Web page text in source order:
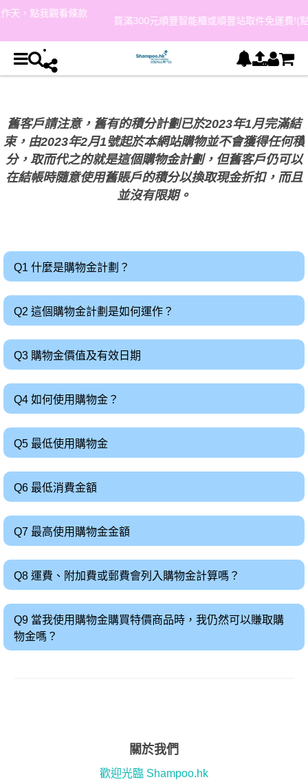
款
買滿300元順豐智能櫃或順豐站取件免運費!(點我觀看條款與細
舊客戶請注意，舊有的積分計劃已於2023年1月完滿結
束，由2023年2月1號起於本網站購物並不會獲得任何積
分，取而代之的就是這個購物金計劃，但舊客戶仍可以
在結帳時隨意使用舊賬戶的積分以換取現金折扣，而且
並沒有限期。
Q1 什麼是購物金計劃？
Q2 這個購物金計劃是如何運作？
Q3 購物金價值及有效日期
Q4 如何使用購物金？
Q5 最低使用購物金
Q6 最低消費金額
Q7 最高使用購物金金額
Q8 運費、附加費或郵費會列入購物金計算嗎？
Q9 當我使用購物金購買特價商品時，我仍然可以賺取購
物金嗎？
關於我們
歡迎光臨 Shampoo.hk